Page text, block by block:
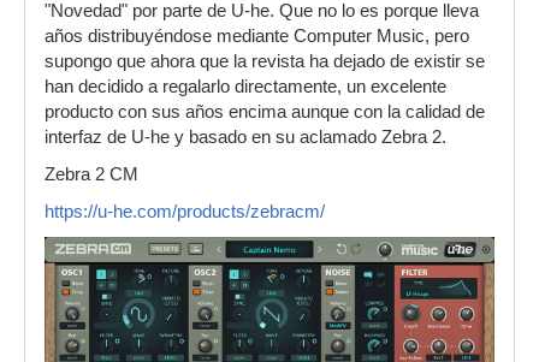
"Novedad" por parte de U-he. Que no lo es porque lleva
años distribuyéndose mediante Computer Music, pero
supongo que ahora que la revista ha dejado de existir se
han decidido a regalarlo directamente, un excelente
producto con sus años encima aunque con la calidad de
interfaz de U-he y basado en su aclamado Zebra 2.
Zebra 2 CM
https://u-he.com/products/zebracm/